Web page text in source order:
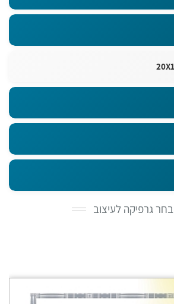
בחר גרפיקה לעיצוב